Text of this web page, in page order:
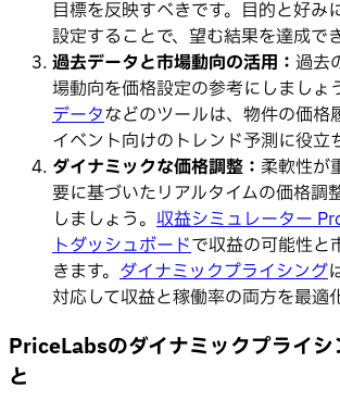
目標を反映すべきです。目的と好み
設定することで、望む結果を達成で
過去データと市場動向の活用： 過去
場動向を価格設定の参考にしましょ
データなどのツールは、物件の価格
イベント向けのトレンド予測に役立
ダイナミックな価格調整： 柔軟性が
要に基づいたリアルタイムの価格調
しましょう。 収益シミュレーター
トダッシュボードで収益の可能性と
きます。 ダイナミックプライシング
対応して収益と稼働率の両方を最適
PriceLabsのダイナミックプライシ
と